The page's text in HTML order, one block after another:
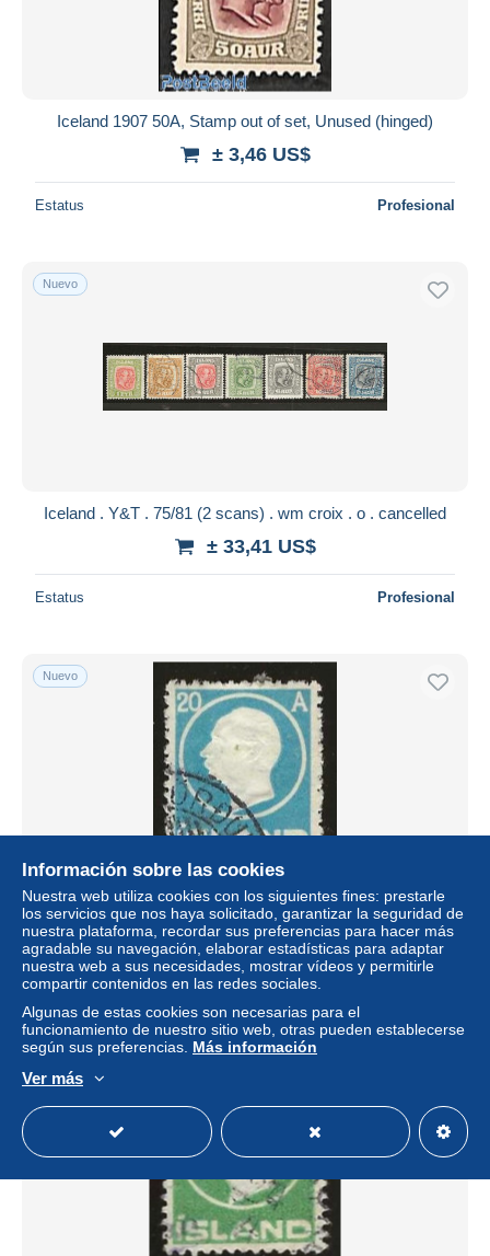
Iceland 1907 50A, Stamp out of set, Unused (hinged)
± 3,46 US$
Estatus Profesional
Nuevo
Iceland . Y&T . 75/81 (2 scans) . wm croix . o . cancelled
± 33,41 US$
Estatus Profesional
Nuevo
Iceland . Y&T . 70 . o . cancelled
± 2,30 US$
Estatus
Información sobre las cookies
Nuestra web utiliza cookies con los siguientes fines: prestarle
los servicios que nos haya solicitado, garantizar la seguridad de
nuestra plataforma, recordar sus preferencias para hacer más
agradable su navegación, elaborar estadísticas para adaptar
nuestra web a sus necesidades, mostrar vídeos y permitirle
compartir contenidos en las redes sociales.
Algunas de estas cookies son necesarias para el
funcionamiento de nuestro sitio web, otras pueden establecerse
según sus preferencias. Más información
Ver más